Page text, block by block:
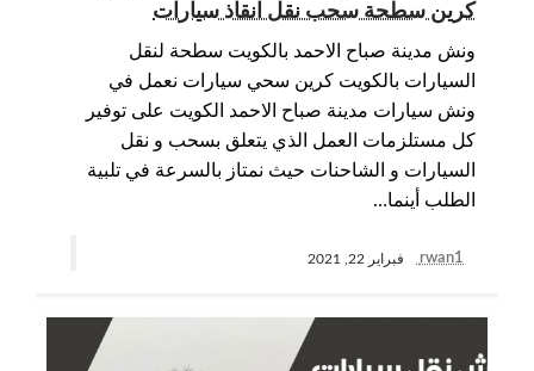
كرين سطحة سحب نقل انقاذ سيارات
ونش مدينة صباح الاحمد بالكويت سطحة لنقل
السيارات بالكويت كرين سحي سيارات نعمل في
ونش سيارات مدينة صباح الاحمد الكويت على توفير
كل مستلزمات العمل الذي يتعلق بسحب و نقل
السيارات و الشاحنات حيث نمتاز بالسرعة في تلبية
الطلب أينما…
rwan1 فبراير 22, 2021